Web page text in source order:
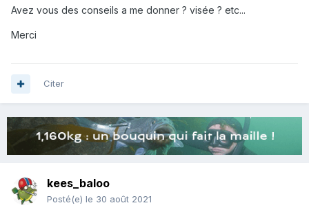
Avez vous des conseils a me donner ? visée ? etc...
Merci
Citer
kees_baloo
Posté(e) le 30 août 2021